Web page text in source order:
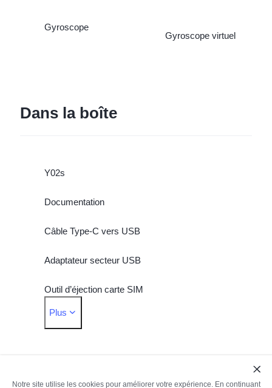
Gyroscope
Gyroscope virtuel
Dans la boîte
Y02s
Documentation
Câble Type-C vers USB
Adaptateur secteur USB
Outil d’éjection carte SIM
Protection d'écran (appliqué)
Plus
Notre site utilise les cookies pour améliorer votre expérience. En continuant